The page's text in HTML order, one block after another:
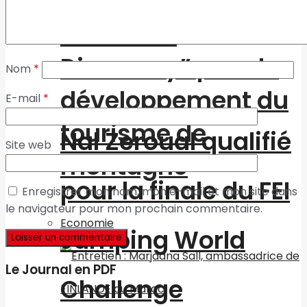
Discovery” pour le
développement du
tourisme de
montagne
Economie
Nal Zeroual qualifié
pour la finale du FEI
Jumping World
Challenge
Nom *
E-mail *
Site web
Enregistrer mon nom, mon e-mail et mon site dans
le navigateur pour mon prochain commentaire.
Le Journal en PDF